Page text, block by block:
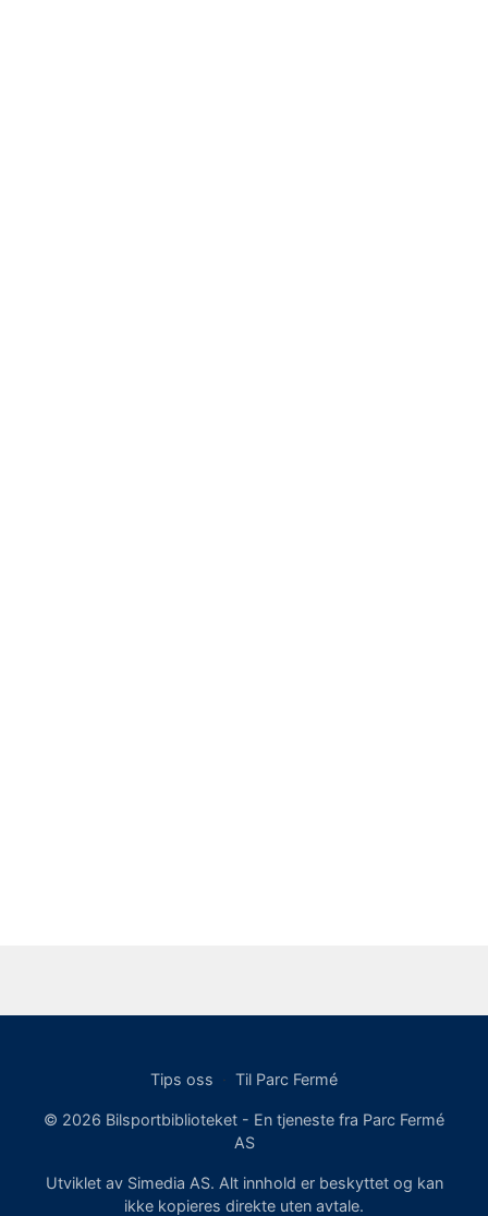
Tips oss · Til Parc Fermé
© 2026 Bilsportbiblioteket - En tjeneste fra Parc Fermé
AS
Utviklet av Simedia AS. Alt innhold er beskyttet og kan
ikke kopieres direkte uten avtale.